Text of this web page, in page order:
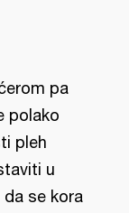
pa
polako
pleh
u
da se kora